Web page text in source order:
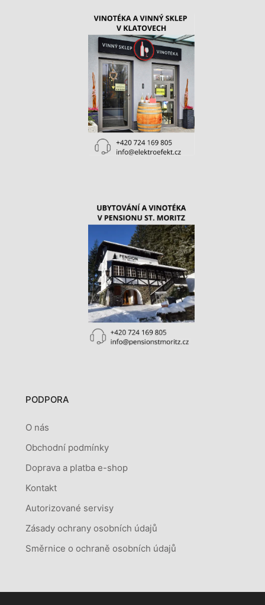
PODPORA
O nás
Obchodní podmínky
Doprava a platba e-shop
Kontakt
Autorizované servisy
Zásady ochrany osobních údajů
Směrnice o ochraně osobních údajů